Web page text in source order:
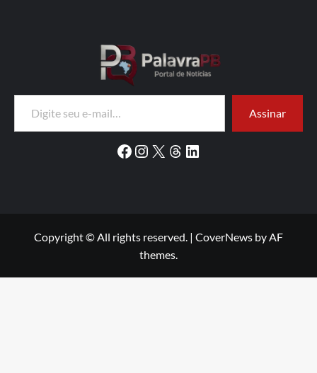
Digite seu e-mail…
Assinar
Facebook
Instagram
X Threads
LinkedIn
Copyright © All rights reserved. | CoverNews by AF
themes.